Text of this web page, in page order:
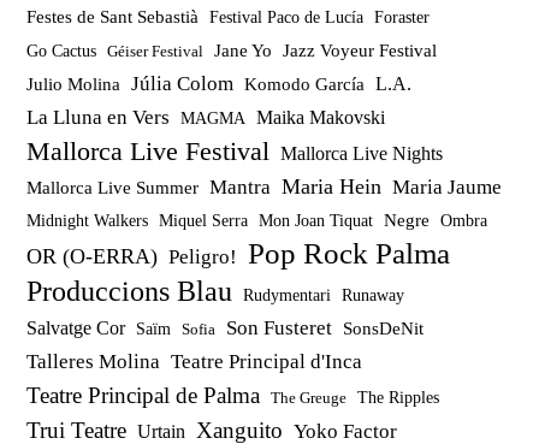
Festes de Sant Sebastià Festival Paco de Lucía Foraster
Go Cactus Géiser Festival Jane Yo
Jazz Voyeur Festival
Julio Molina
Júlia Colom Komodo García L.A.
La Lluna en Vers MAGMA Maika Makovski
Mallorca Live Festival Mallorca Live Nights
Mallorca Live Summer Mantra Maria Hein Maria Jaume
Midnight Walkers Miquel Serra Mon Joan Tiquat Negre Ombra
OR (O-ERRA) Peligro!
Pop Rock Palma
Produccions Blau
Rudymentari Runaway
Salvatge Cor Saïm Sofia Son Fusteret SonsDeNit
Talleres Molina Teatre Principal d'Inca
Teatre Principal de Palma The Greuge The Ripples
Trui Teatre Urtain Xanguito Yoko Factor